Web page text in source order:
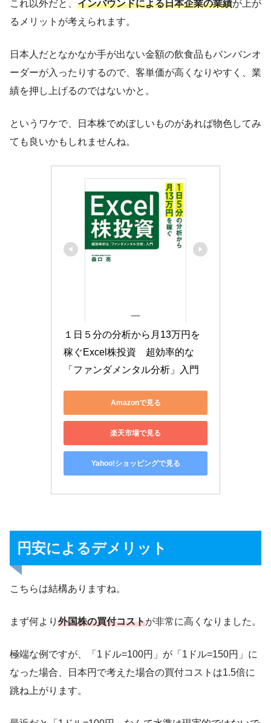
これ以外だと、 インバウンドによる日本企業の業績が上が
るメリットが考えられます。
日本人だとなかなか手が出ない金額の飲食品もバンバンオ
ーダーが入ったりするので、客単価が高くなりやすく、業
績を押し上げるのではないかと。
というワケで、日本株でめぼしいものがあれば物色してみ
ても良いかもしれませんね。
１日５分の分析から月13万円を
稼ぐExcel株投資　超効率的な
「ファンダメンタル分析」入門
Amazonで見る
楽天市場で見る
Yahoo!ショッピングで見る
円安によるデメリット
こちらは結構ありますね。
まず何より 外国株の買付コストが非常に高くなりました。
極端な例ですが、「1ドル=100円」が「1ドル=150円」に
なった場合、日本円で考えた場合の買付コストは1.5倍に
跳ね上がります。